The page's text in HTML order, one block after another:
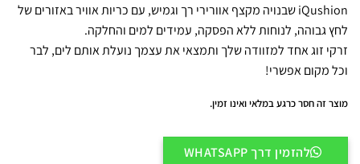
iQushion שבנויה מקצף אוורירי רך וגמיש, עם כריות אוויר באזורים של
לחץ גבוהה, לנוחות ללא הפסקה, עמידים למים והחלקה.
זרקי זוג אחד למזוודה שלך ותמצאי את עצמך נועלת אותם לים, לבר
וכל מקום אפשרי!
מוצר זה חסר כרגע במלאי ואינו זמין.
להזמין דרך WHATSAPP